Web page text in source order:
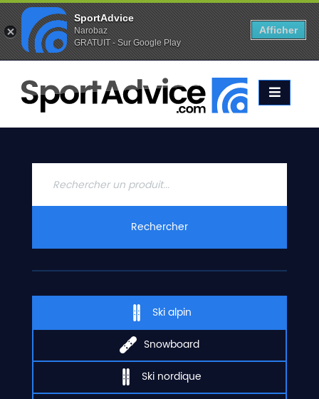
Favoris (0) Alertes (0)
ACCUEIL
SKIS
2020
CONTACT
Rechercher
Ski alpin
Snowboard
Ski nordique
SportAdvice
Narobaz
GRATUIT - Sur Google Play
Afficher